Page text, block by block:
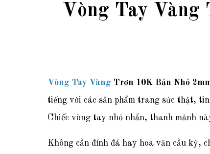
Vòng Tay
Vòng Tay Vàng Trơn 10K Bản Nhỏ
tiếng với các sản phẩm trang sức thật,
Chiếc vòng tay nhỏ nhắn, thanh mảnh
Không cần đính đá hay hoa văn cầu kỳ,